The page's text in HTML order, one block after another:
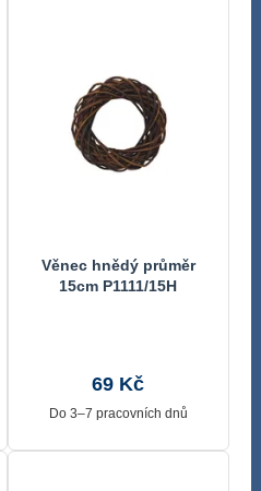
Věnec hnědý průměr
15cm P1111/15H
69 Kč
Do 3–7 pracovních dnů